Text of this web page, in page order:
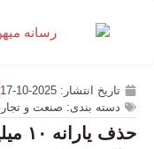
تاریخ انتشار: 2025-10-17
دسته بندی: صنعت و
حذف